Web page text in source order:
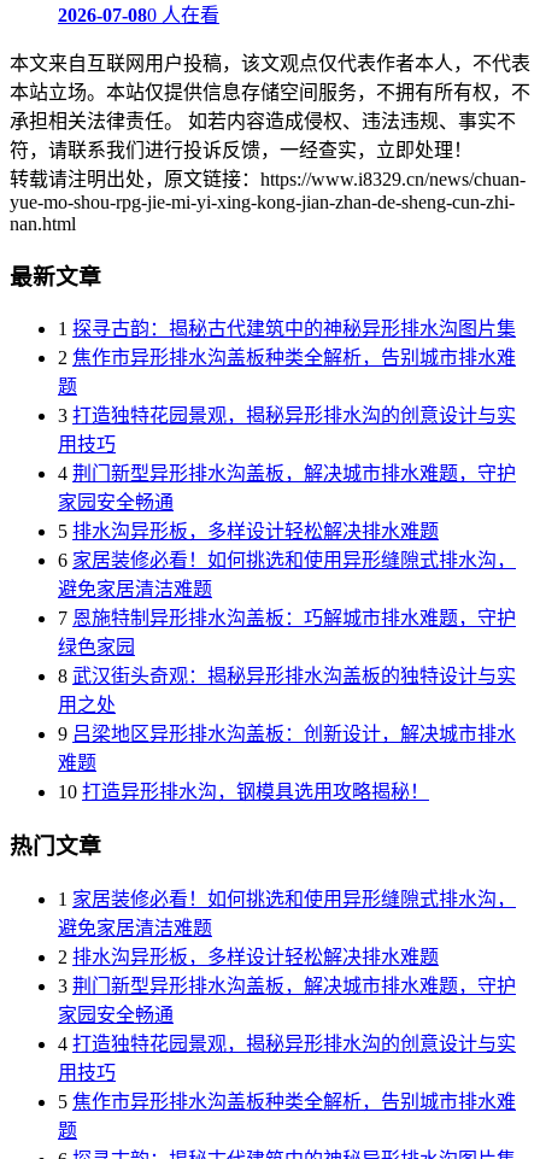
2026-07-080 人在看
本文来自互联网用户投稿，该文观点仅代表作者本人，不代表
本站立场。本站仅提供信息存储空间服务，不拥有所有权，不
承担相关法律责任。 如若内容造成侵权、违法违规、事实不
符，请联系我们进行投诉反馈，一经查实，立即处理！
转载请注明出处，原文链接：https://www.i8329.cn/news/chuan-
yue-mo-shou-rpg-jie-mi-yi-xing-kong-jian-zhan-de-sheng-cun-zhi-
nan.html
最新文章
1 探寻古韵：揭秘古代建筑中的神秘异形排水沟图片集
2 焦作市异形排水沟盖板种类全解析，告别城市排水难
题
3 打造独特花园景观，揭秘异形排水沟的创意设计与实
用技巧
4 荆门新型异形排水沟盖板，解决城市排水难题，守护
家园安全畅通
5 排水沟异形板，多样设计轻松解决排水难题
6 家居装修必看！如何挑选和使用异形缝隙式排水沟，
避免家居清洁难题
7 恩施特制异形排水沟盖板：巧解城市排水难题，守护
绿色家园
8 武汉街头奇观：揭秘异形排水沟盖板的独特设计与实
用之处
9 吕梁地区异形排水沟盖板：创新设计，解决城市排水
难题
10 打造异形排水沟，钢模具选用攻略揭秘！
热门文章
1 家居装修必看！如何挑选和使用异形缝隙式排水沟，
避免家居清洁难题
2 排水沟异形板，多样设计轻松解决排水难题
3 荆门新型异形排水沟盖板，解决城市排水难题，守护
家园安全畅通
4 打造独特花园景观，揭秘异形排水沟的创意设计与实
用技巧
5 焦作市异形排水沟盖板种类全解析，告别城市排水难
题